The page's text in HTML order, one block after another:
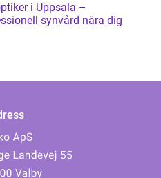
i Uppsala –
synvård nära dig